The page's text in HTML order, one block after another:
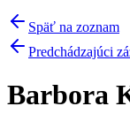
Späť na zoznam
Predchádzajúci
Barbora